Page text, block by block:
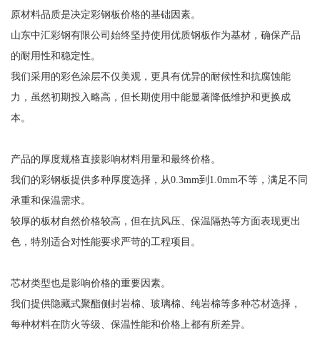
原材料品质是决定彩钢板价格的基础因素。
山东中汇彩钢有限公司始终坚持使用优质钢板作为基材，确保产品
的耐用性和稳定性。
我们采用的彩色涂层不仅美观，更具有优异的耐候性和抗腐蚀能
力，虽然初期投入略高，但长期使用中能显著降低维护和更换成
本。
产品的厚度规格直接影响材料用量和最终价格。
我们的彩钢板提供多种厚度选择，从0.3mm到1.0mm不等，满足不同
承重和保温需求。
较厚的板材自然价格较高，但在抗风压、保温隔热等方面表现更出
色，特别适合对性能要求严苛的工程项目。
芯材类型也是影响价格的重要因素。
我们提供隐藏式聚酯侧封岩棉、玻璃棉、纯岩棉等多种芯材选择，
每种材料在防火等级、保温性能和价格上都有所差异。